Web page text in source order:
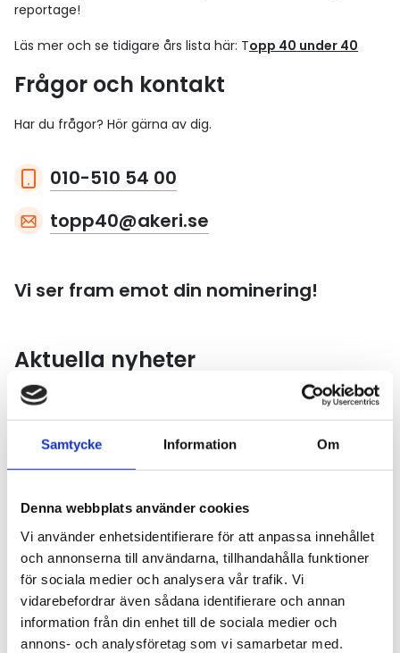
Samtycke Information Om
Denna webbplats använder cookies
Vi använder enhetsidentifierare för att anpassa innehållet
och annonserna till användarna, tillhandahålla funktioner
för sociala medier och analysera vår trafik. Vi
vidarebefordrar även sådana identifierare och annan
information från din enhet till de sociala medier och
annons- och analysföretag som vi samarbetar med.
reportage!
Läs mer och se tidigare års lista här: Topp 40 under 40
Frågor och kontakt
Har du frågor? Hör gärna av dig.
010-510 54 00
topp40@akeri.se
Vi ser fram emot din nominering!
Aktuella nyheter
KOMPETENSFÖRSÖRJNING 2026-07-30